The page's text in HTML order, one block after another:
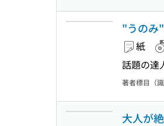
"うのみ
紙
話題の達
著者標目（識
大人が